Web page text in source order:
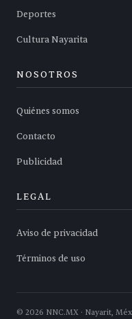
Deportes
Cultura Nayarita
NOSOTROS
Quiénes somos
Contacto
Publicidad
LEGAL
Aviso de privacidad
Términos de uso
© 2026 NNC.MX · Nayarit,